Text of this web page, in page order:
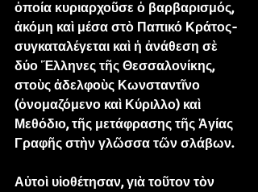
ὁποία κυριαρχοῦσε ὁ βαρβαρισμός,
ἀκόμη καὶ μέσα στὸ Παπικό Κράτος-
συγκαταλέγεται καὶ ἡ ἀνάθεση σὲ
δύο Ἕλληνες τῆς Θεσσαλονίκης,
στοὺς ἀδελφοὺς Κωνσταντῖνο
(ὀνομαζόμενο καὶ Κύριλλο) καὶ
Μεθόδιο, τῆς μετάφρασης τῆς Ἁγίας
Γραφῆς στὴν γλῶσσα τῶν σλάβων.
Αὐτοὶ υἱοθέτησαν, γιὰ τοῦτον τὸν